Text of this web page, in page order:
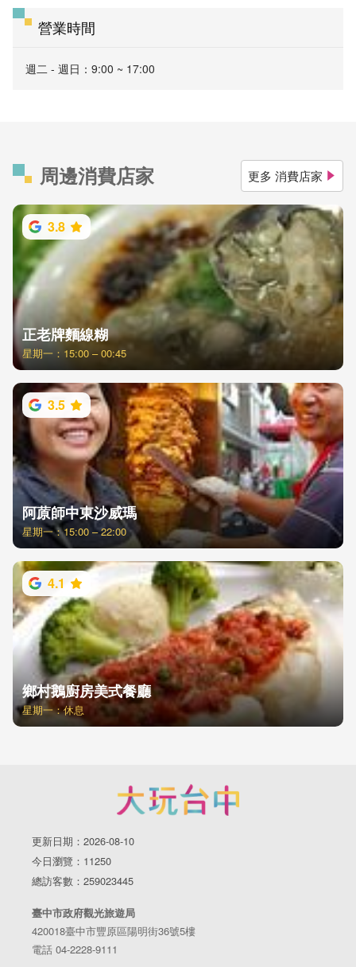
營業時間
週二 - 週日：9:00 ~ 17:00
周邊消費店家 更多 消費店家
3.8
正老牌麵線糊
星期一：15:00 – 00:45
3.5
阿蒝師中東沙威瑪
星期一：15:00 – 22:00
4.1
鄉村鵝廚房美式餐廳
星期一：休息
更新日期：2026-08-10
今日瀏覽：11250
總訪客數：259023445
臺中市政府觀光旅遊局
420018臺中市豐原區陽明街36號5樓
電話 04-2228-9111